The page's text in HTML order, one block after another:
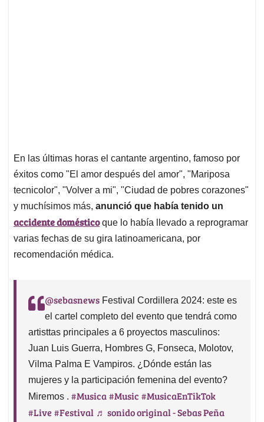
En las últimas horas el cantante argentino, famoso por
éxitos como "El amor después del amor", "Mariposa
tecnicolor", "Volver a mi", "Ciudad de pobres corazones"
y muchísimos más, anunció que había tenido un
accidente domésticoque lo había llevado a reprogramar
varias fechas de su gira latinoamericana, por
recomendación médica.
@sebasnews Festival Cordillera 2024: este es
el cartel completo del evento que tendrá como
artisttas principales a 6 proyectos masculinos:
Juan Luis Guerra, Hombres G, Fonseca, Molotov,
Vilma Palma E Vampiros. ¿Dónde están las
mujeres y la participación femenina del evento?
Miremos . #Musica#Music #MusicaEnTikTok
#Live #Festival ♬ sonido original - Sebas Peña